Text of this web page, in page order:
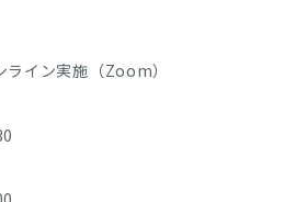
イン実施（Zoom）